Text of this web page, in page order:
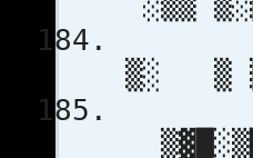
▒░ ▒